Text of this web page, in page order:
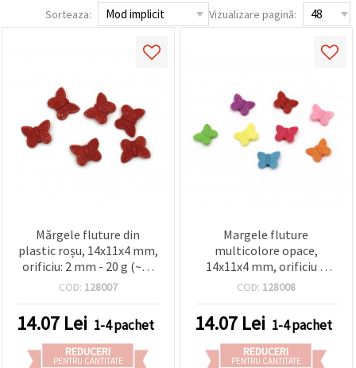
Sorteaza: Vizualizare pagină:
Mărgele fluture din
plastic roșu, 14x11x4 mm,
orificiu: 2 mm - 20 g (~80
buc) pentru bijuterii DIY și
COD: 128007
14.07 Lei 1-4 pachet
REDUCERI
PENTRU CANTITATE
Margele fluture
multicolore opace,
14x11x4 mm, orificiu 2
mm, MIX – 20 g (~80 buc.)
COD: 128008
14.07 Lei 1-4 pachet
REDUCERI
PENTRU CANTITATE